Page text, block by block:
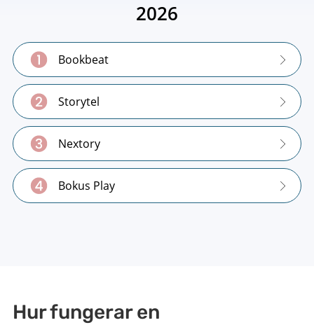
2026
Bookbeat
Storytel
Nextory
Bokus Play
Hur fungerar en